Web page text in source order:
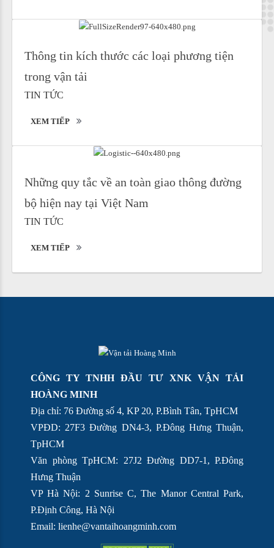
Thông tin kích thước các loại phương tiện
trong vận tải
TIN TỨC
XEM TIẾP
Những quy tắc về an toàn giao thông đường
bộ hiện nay tại Việt Nam
TIN TỨC
XEM TIẾP
CÔNG TY TNHH ĐẦU TƯ XNK VẬN TẢI
HOÀNG MINH
Địa chỉ: 76 Đường số 4, KP 20, P.Bình Tân, TpHCM
VPĐD: 27F3 Đường DN4-3, P.Đông Hưng Thuận,
TpHCM
Văn phòng TpHCM: 27J2 Đường DD7-1, P.Đông
Hưng Thuận
VP Hà Nội: 2 Sunrise C, The Manor Central Park,
P.Định Công, Hà Nội
Email: lienhe@vantaihoangminh.com